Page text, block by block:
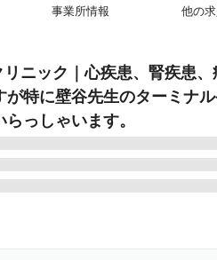
事業所情報 他の求
ニック｜心疾患、腎疾患、
特に壁谷先生のターミナ
っしゃいます。
います。担当医や多職種の方とチ
す。